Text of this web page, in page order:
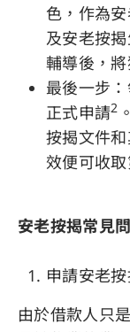
色，作為
及安老按
輔導後，
最後一步
正式申請2
按揭文件
效便可收
安老按揭常見
申請安老
由於借款人只